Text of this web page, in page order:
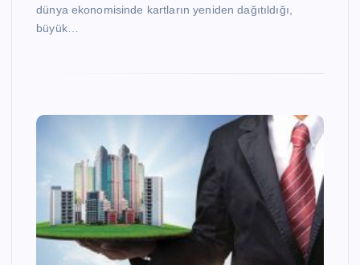
dünya ekonomisinde kartların yeniden dağıtıldığı,
büyük…